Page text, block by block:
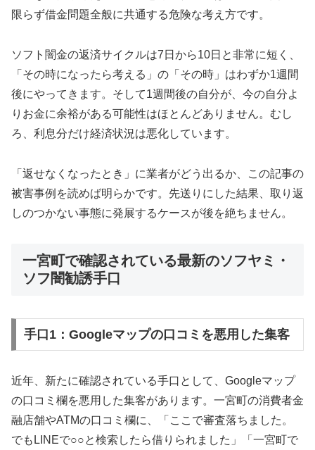
限らず借金問題全般に共通する危険な考え方です。
ソフト闇金の返済サイクルは7日から10日と非常に短く、
「その時になったら考える」の「その時」はわずか1週間
後にやってきます。そして1週間後の自分が、今の自分よ
りお金に余裕がある可能性はほとんどありません。むし
ろ、利息分だけ経済状況は悪化しています。
「返せなくなったとき」に業者がどう出るか、この記事の
被害事例を読めば明らかです。先送りにした結果、取り返
しのつかない事態に発展するケースが後を絶ちません。
一宮町で確認されている最新のソフヤミ・
ソフ闇勧誘手口
手口1：Googleマップの口コミを悪用した集客
近年、新たに確認されている手口として、Googleマップ
の口コミ欄を悪用した集客があります。一宮町の消費者金
融店舗やATMの口コミ欄に、「ここで審査落ちました。
でもLINEで○○と検索したら借りられました」「一宮町で